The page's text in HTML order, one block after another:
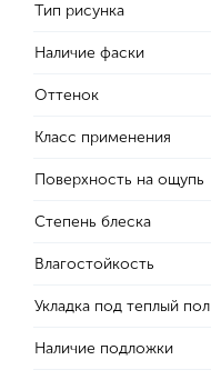
Тип рисунка
Наличие фаски
Оттенок
Класс применения
Поверхность на ощупь
Степень блеска
Влагостойкость
Укладка под теплый пол
Наличие подложки